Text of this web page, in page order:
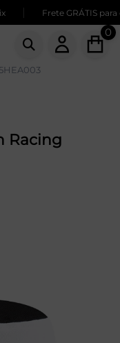
Frete GRÁTIS para
0
Racing